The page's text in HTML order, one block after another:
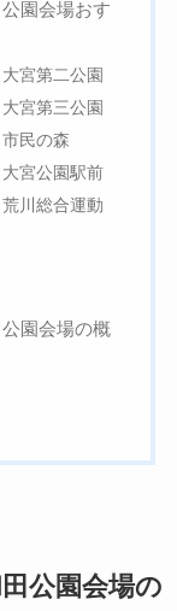
園会場おす
宮第二公園
宮第三公園
民の森
宮公園駅前
川総合運動
園会場の概
公園会場の